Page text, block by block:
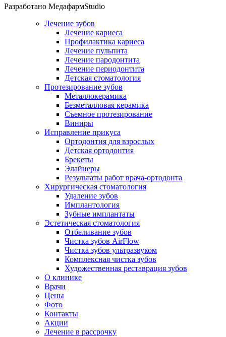
Разработано МедафармStudio
Лечение зубов
Лечение кариеса
Профилактика кариеса
Лечение пульпита
Лечение пародонтита
Лечение периодонтита
Детская стоматология
Протезирование зубов
Металлокерамика
Безметалловая керамика
Съемное протезирование
Виниры
Исправление прикуса
Ортодонтия для взрослых
Детская ортодонтия
Брекеты
Элайнеры
Результаты работ врача-ортодонта
Хирургическая стоматология
Удаление зубов
Имплантология
Зубные имплантаты
Эстетическая стоматология
Отбеливание зубов
Чистка зубов AirFlow
Чистка зубов ультразвуком
Комплексная чистка зубов
Художественная реставрация зубов
О клинике
Врачи
Цены
Фото
Контакты
Акции
Лечение в рассрочку